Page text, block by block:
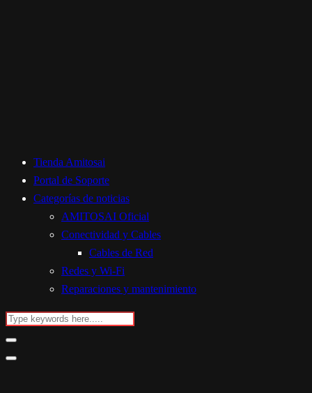
Tienda Amitosai
Portal de Soporte
Categorías de noticias
AMITOSAI Oficial
Conectividad y Cables
Cables de Red
Redes y Wi-Fi
Reparaciones y mantenimiento